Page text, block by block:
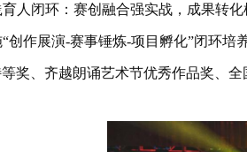
育人闭环：赛创融合强实战，成果转
创作展演-赛事锤炼-项目孵化”闭环培
奖、齐越朗诵艺术节优秀作品奖、